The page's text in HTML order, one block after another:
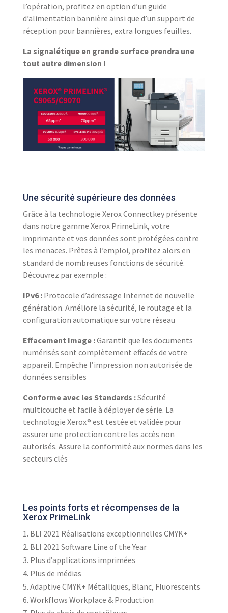
l’opération, profitez en option d’un guide
d’alimentation bannière ainsi que d’un support de
réception pour bannières, extra longues feuilles.
La signalétique en grande surface prendra une
tout autre dimension !
Une sécurité supérieure des données
Grâce à la technologie Xerox Connectkey présente
dans notre gamme Xerox PrimeLink, votre
imprimante et vos données sont protégées contre
les menaces. Prêtes à l’emploi, profitez alors en
standard de nombreuses fonctions de sécurité.
Découvrez par exemple :
IPv6 : Protocole d’adressage Internet de nouvelle
génération. Améliore la sécurité, le routage et la
configuration automatique sur votre réseau
Effacement Image :Garantit que les documents
numérisés sont complètement effacés de votre
appareil. Empêche l’impression non autorisée de
données sensibles
Conforme avec les Standards :Sécurité
multicouche et facile à déployer de série. La
technologie Xerox® est testée et validée pour
assurer une protection contre les accès non
autorisés. Assure la conformité aux normes dans les
secteurs clés
Les points forts et récompenses de la
Xerox PrimeLink
BLI 2021 Réalisations exceptionnelles CMYK+
BLI 2021 Software Line of the Year
Plus d’applications imprimées
Plus de médias
Adaptive CMYK+ Métalliques, Blanc, Fluorescents
Workflows Workplace & Production